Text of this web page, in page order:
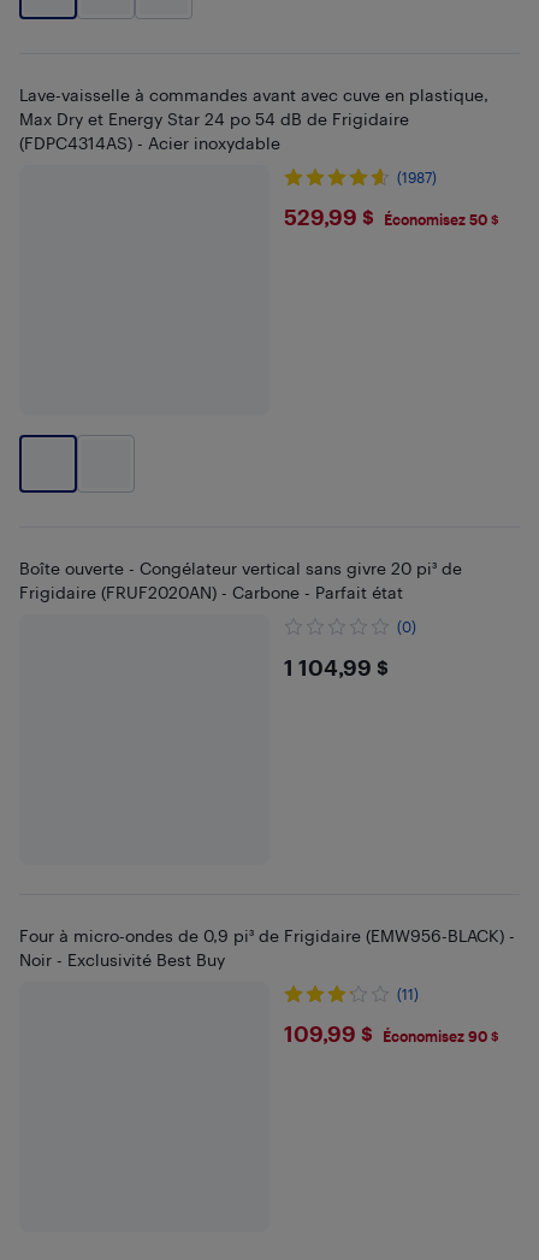
Lave-vaisselle à commandes avant avec cuve en plastique,
Max Dry et Energy Star 24 po 54 dB de Frigidaire
(FDPC4314AS) - Acier inoxydable
(1987)
$529.99
529,99 $ Économisez 50 $
Boîte ouverte - Congélateur vertical sans givre 20 pi³ de
Frigidaire (FRUF2020AN) - Carbone - Parfait état
(0)
$1104.99
1 104,99 $
Four à micro-ondes de 0,9 pi³ de Frigidaire (EMW956-BLACK) -
Noir - Exclusivité Best Buy
(11)
$109.99
109,99 $ Économisez 90 $